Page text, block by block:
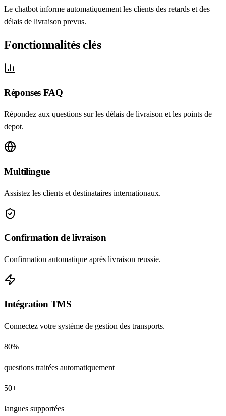
Le chatbot informe automatiquement les clients des retards et des
délais de livraison prevus.
Fonctionnalités clés
Réponses FAQ
Répondez aux questions sur les délais de livraison et les points de
depot.
Multilingue
Assistez les clients et destinataires internationaux.
Confirmation de livraison
Confirmation automatique après livraison reussie.
Intégration TMS
Connectez votre système de gestion des transports.
80%
questions traitées automatiquement
50+
langues supportées